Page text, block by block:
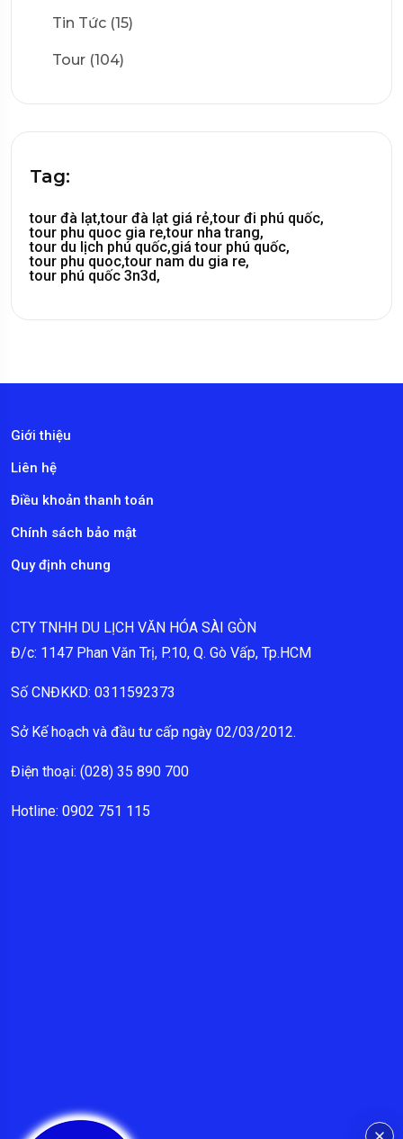
Tin Tức (15)
Tour (104)
Tag:
tour đà lạt,tour đà lạt giá rẻ,tour đi phú quốc,
tour phu quoc gia re,tour nha trang,
tour du lịch phú quốc,giá tour phú quốc,
tour phu quoc,tour nam du gia re,
tour phú quốc 3n3d,
Giới thiệu
Liên hệ
Điều khoản thanh toán
Chính sách bảo mật
Quy định chung
CTY TNHH DU LỊCH VĂN HÓA SÀI GÒN
Đ/c: 1147 Phan Văn Trị, P.10, Q. Gò Vấp, Tp.HCM
Số CNĐKKD: 0311592373
Sở Kế hoạch và đầu tư cấp ngày 02/03/2012.
Điện thoại: (028) 35 890 700
Hotline: 0902 751 115